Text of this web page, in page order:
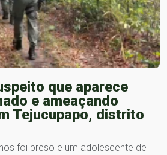
que aparece
e ameaçando
Tejucupapo, distrito
foi preso e um adolescente de